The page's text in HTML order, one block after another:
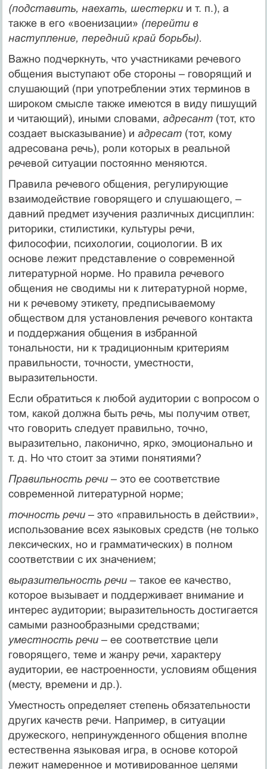
(подставить, наехать, шестерки и т. п.), а
также в его «военизации» (перейти в
наступление, передний край борьбы).
Важно подчеркнуть, что участниками речевого
общения выступают обе стороны – говорящий и
слушающий (при употреблении этих терминов в
широком смысле также имеются в виду пишущий
и читающий), иными словами, адресант (тот, кто
создает высказывание) и адресат (тот, кому
адресована речь), роли которых в реальной
речевой ситуации постоянно меняются.
Правила речевого общения, регулирующие
взаимодействие говорящего и слушающего, –
давний предмет изучения различных дисциплин:
риторики, стилистики, культуры речи,
философии, психологии, социологии. В их
основе лежит представление о современной
литературной норме. Но правила речевого
общения не сводимы ни к литературной норме,
ни к речевому этикету, предписываемому
обществом для установления речевого контакта
и поддержания общения в избранной
тональности, ни к традиционным критериям
правильности, точности, уместности,
выразительности.
Если обратиться к любой аудитории с вопросом о
том, какой должна быть речь, мы получим ответ,
что говорить следует правильно, точно,
выразительно, лаконично, ярко, эмоционально и
т. д. Но что стоит за этими понятиями?
Правильность речи – это ее соответствие
современной литературной норме;
точность речи – это «правильность в действии»,
использование всех языковых средств (не только
лексических, но и грамматических) в полном
соответствии с их значением;
выразительность речи – такое ее качество,
которое вызывает и поддерживает внимание и
интерес аудитории; выразительность достигается
самыми разнообразными средствами;
уместность речи – ее соответствие цели
говорящего, теме и жанру речи, характеру
аудитории, ее настроенности, условиям общения
(месту, времени и др.).
Уместность определяет степень обязательности
других качеств речи. Например, в ситуации
дружеского, непринужденного общения вполне
естественна языковая игра, в основе которой
лежит намеренное и мотивированное целями